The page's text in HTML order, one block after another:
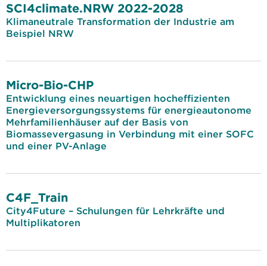
SCI4climate.NRW 2022-2028
Klimaneutrale Transformation der Industrie am
Beispiel NRW
Micro-Bio-CHP
Entwicklung eines neuartigen hocheffizienten
Energieversorgungssystems für energieautonome
Mehrfamilienhäuser auf der Basis von
Biomassevergasung in Verbindung mit einer SOFC
und einer PV-Anlage
C4F_Train
City4Future – Schulungen für Lehrkräfte und
Multiplikatoren